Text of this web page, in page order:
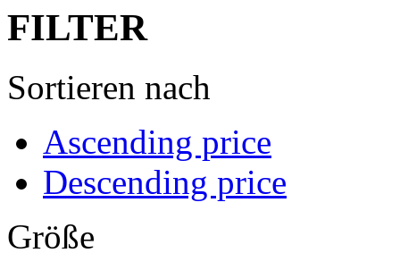
FILTER
Sortieren nach
Ascending price
Descending price
Größe